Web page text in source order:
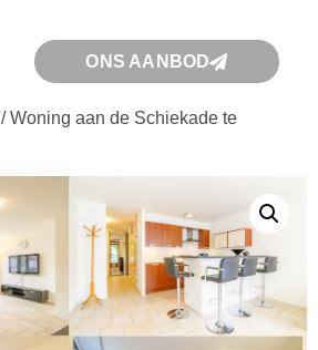
ONS AANBOD
/ Woning aan de Schiekade te